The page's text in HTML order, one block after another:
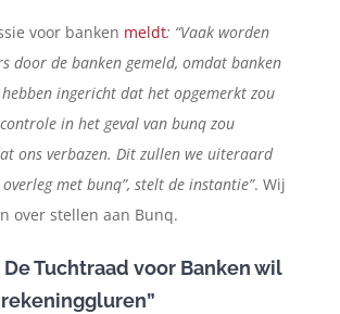
voor banken meldt: “Vaak worden
door de banken gemeld, omdat banken
ingericht dat het opgemerkt zou
in het geval van bunq zou
ons verbazen. Dit zullen we uiteraard
met bunq”, stelt de instantie”. Wij
over stellen aan Bunq.
De Tuchtraad voor Banken wil